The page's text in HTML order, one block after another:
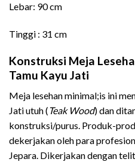
Lebar: 90 cm
Tinggi : 31 cm
Konstruksi Meja
Tamu Kayu Jati
Meja lesehan minimal;is ini
Jati utuh (Teak Wood) dan
konstruksi/purus. Produk-
dekerjakan oleh para
Jepara. Dikerjakan dengan